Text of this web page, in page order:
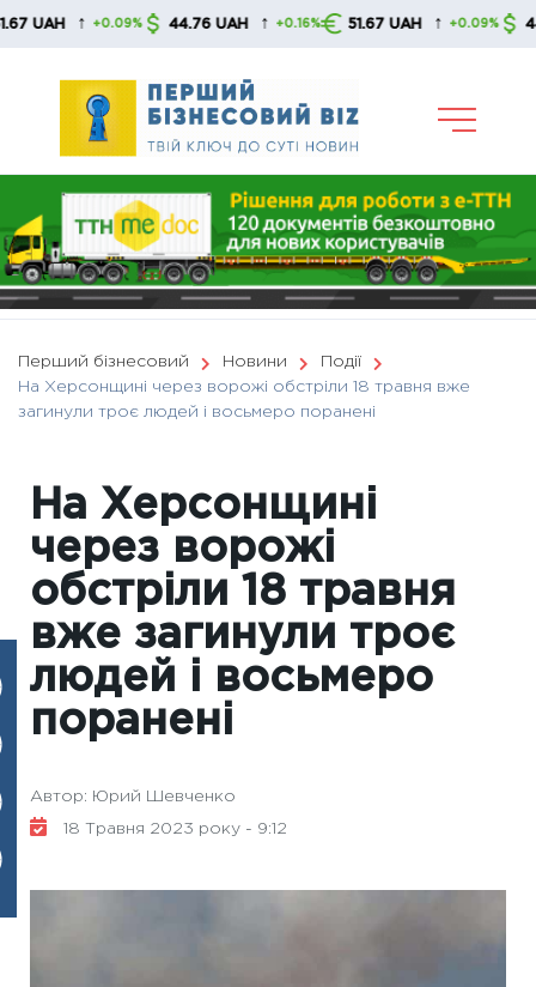
Skip
↑ +0.09% 44.76 UAH ↑ +0.16% 51.67 UAH ↑ +0.09% 44.76
Перший бізнесовий Новини
Події
На Херсонщині через ворожі обстріли 18 травня вже
загинули троє людей і восьмеро поранені
На Херсонщині
через ворожі
обстріли 18 травня
вже загинули троє
людей і восьмеро
поранені
Автор: Юрий Шевченко
18 Травня 2023 року - 9:12